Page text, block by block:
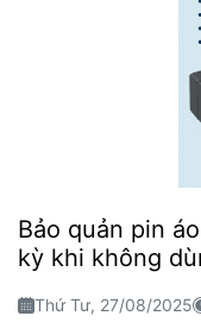
Bảo quản pin
kỳ khi không
Thứ Tư, 27/08/2025